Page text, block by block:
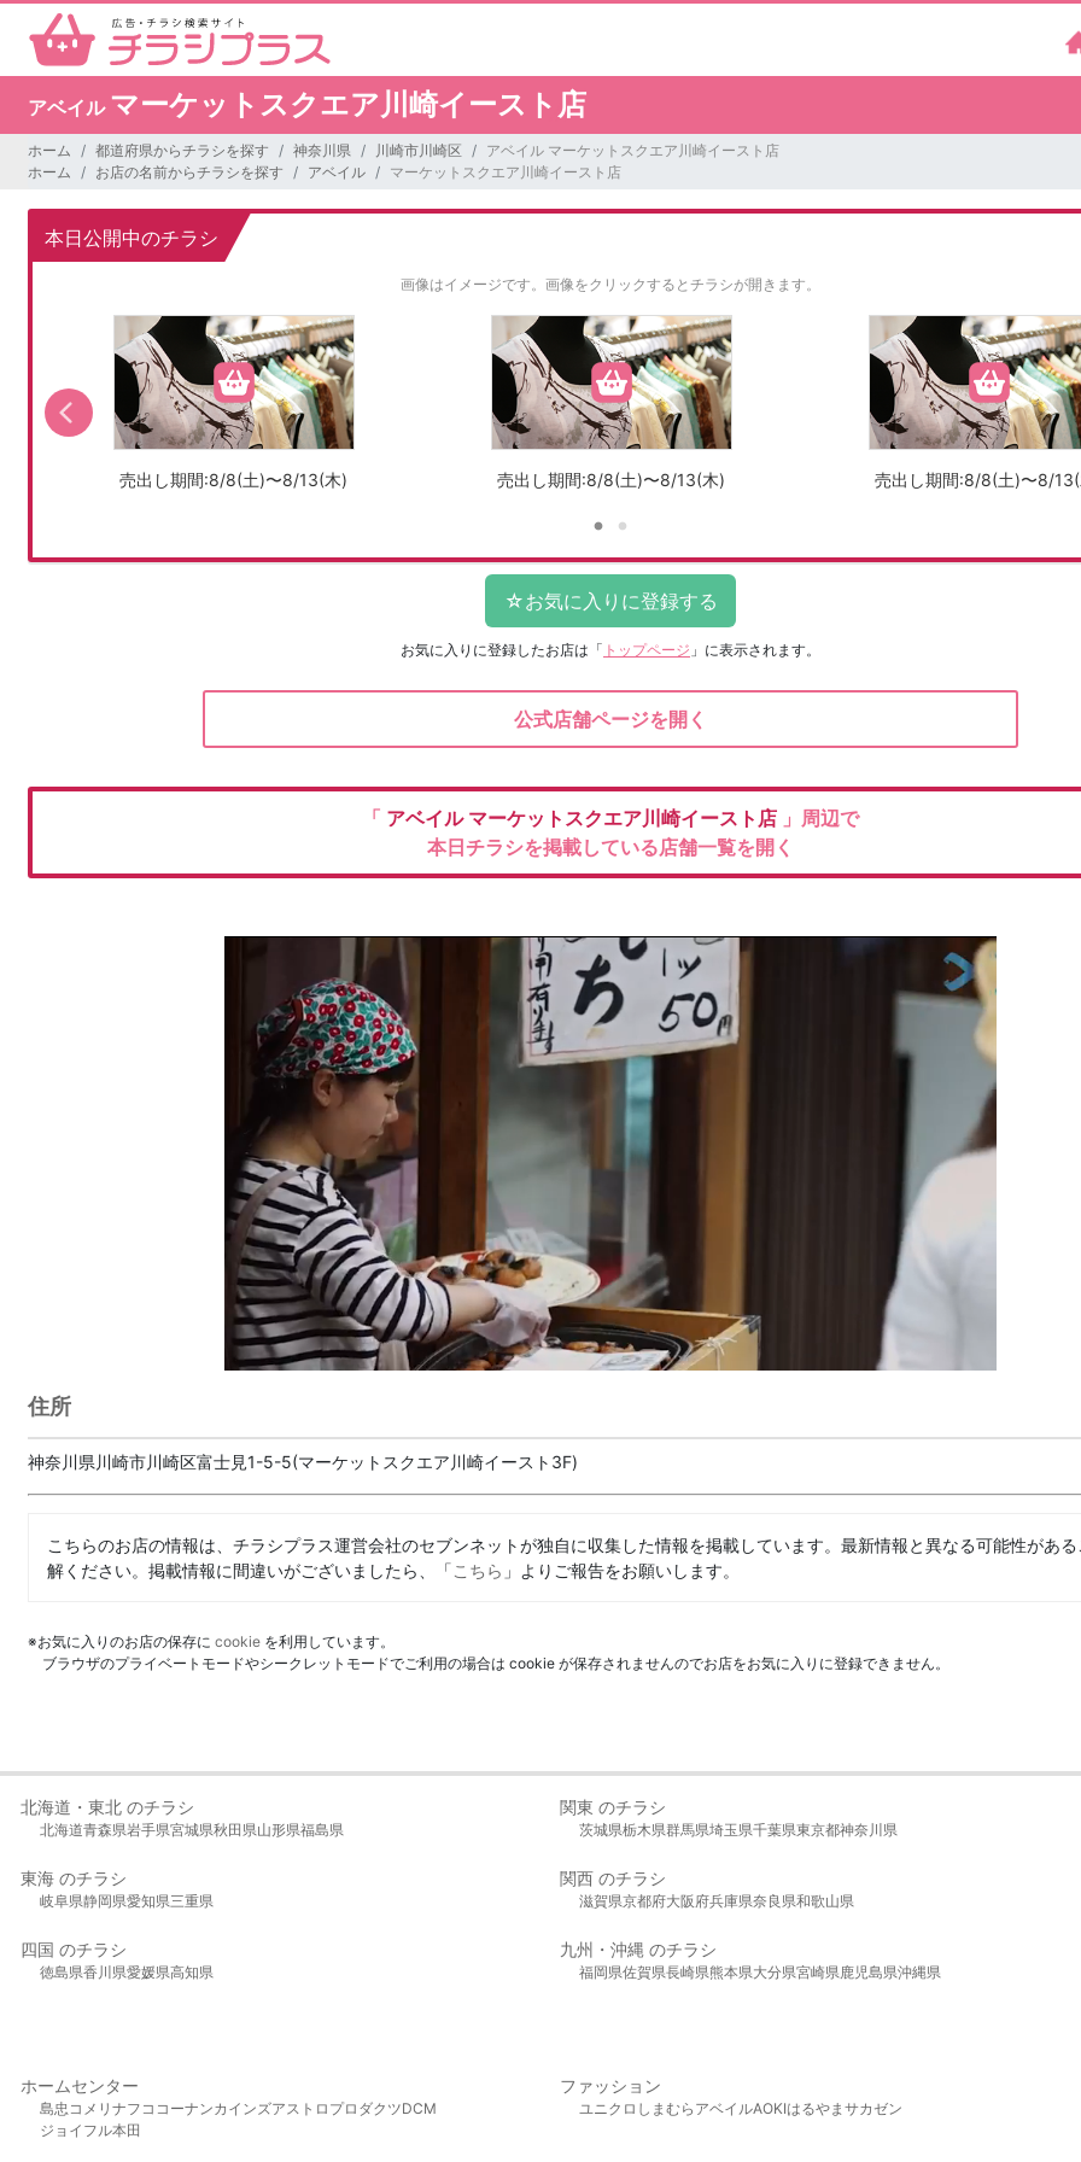
アベイル マーケットスクエア川崎イースト店
ホーム 都道府県からチラシを探す 神奈川県 川崎市川崎区
アベイル マーケットスクエア川崎イースト店
ホーム
お店の名前からチラシを探す アベイル マーケットスクエア川崎イースト店
本日公開中のチラシ
画像はイメージです。 画像をクリックするとチラシが開きます。
売出し期間:8/8(土)〜8/13(木) 売出し期間:8/8(土)〜8/13(木) 売出し期間:8/8(土)〜8/
お気に入りに登録したお店は 「 トップページ 」に表示されます。
公式店舗ページを開く
「 アベイル マーケットスクエア川崎イースト店 」周辺で
本日チラシを掲載している店舗一覧を開く
住所
神奈川県川崎市川崎区富士見1-5-5(マーケットスクエア川崎イースト3F)
こちらのお店の情報は、チラシプラス運営会社のセブンネットが独自に収集した情報を掲載しています。最新情報と異なる可能性があ
解ください。掲載情報に間違いがございましたら、「こちら 」よりご報告をお願いします。
※お気に入りのお店の保存に cookie を利用しています。
ブラウザのプライベートモードやシークレットモードでご利用の場合は cookie が保存されませんのでお店をお気に入りに登録できません。
北海道・東北 のチラシ
北海道青森県岩手県宮城県秋田県山形県福島県
関東 のチラシ
茨城県栃木県群馬県埼玉県千葉県東京都神奈川県
東海 のチラシ
岐阜県静岡県愛知県三重県
関西 のチラシ
滋賀県京都府大阪府兵庫県奈良県和歌山県
四国 のチラシ
徳島県香川県愛媛県高知県
九州・沖縄 のチラシ
福岡県佐賀県長崎県熊本県大分県宮崎県鹿児島県沖縄県
ホームセンター
島忠 コメリ ナフコ コーナンカインズアストロプロダクツDCM
ジョイフル本田
ファッション
ユニクロ しまむら アベイルAOKIはるやま サカゼン